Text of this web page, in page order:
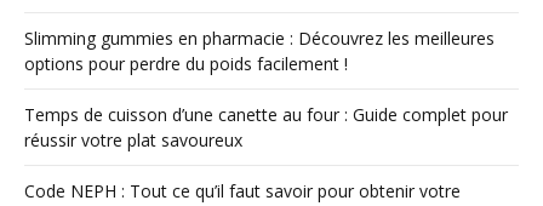
Slimming gummies en pharmacie : Découvrez les meilleures
options pour perdre du poids facilement !
Temps de cuisson d’une canette au four : Guide complet pour
réussir votre plat savoureux
Code NEPH : Tout ce qu’il faut savoir pour obtenir votre